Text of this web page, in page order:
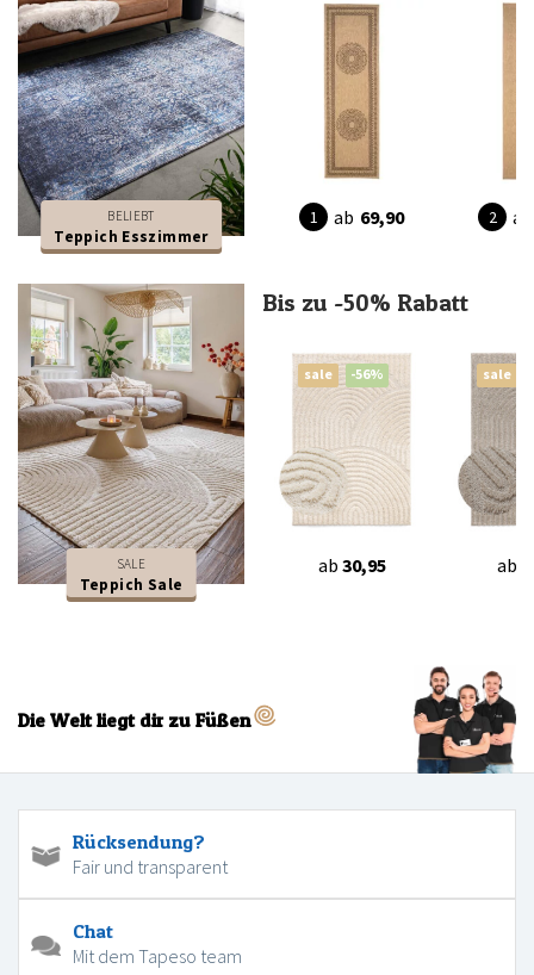
BELIEBT
Teppich Esszimmer
ab 69,90 ab
SALE
Teppich Sale
Bis zu -50% Rabatt
sale -56%
ab 30,95
sale
ab
Die Welt liegt dir zu Füßen
Rücksendung?
Fair und transparent
Chat
Mit dem Tapeso team